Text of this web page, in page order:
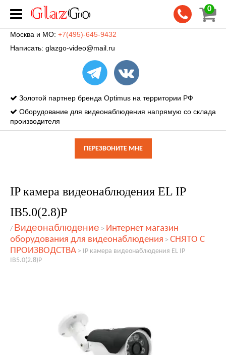
0
Москва и МО: +7(495)-645-9432
Написать: glazgo-video@mail.ru
Золотой партнер бренда Optimus на территории РФ
Оборудование для видеонаблюдения напрямую со склада
производителя
ПЕРЕЗВОНИТЕ МНЕ
IP камера видеонаблюдения EL IP
IB5.0(2.8)P
/ Видеонаблюдение > Интернет магазин
оборудования для видеонаблюдения > СНЯТО С
ПРОИЗВОДСТВА > IP камера видеонаблюдения EL IP
IB5.0(2.8)P